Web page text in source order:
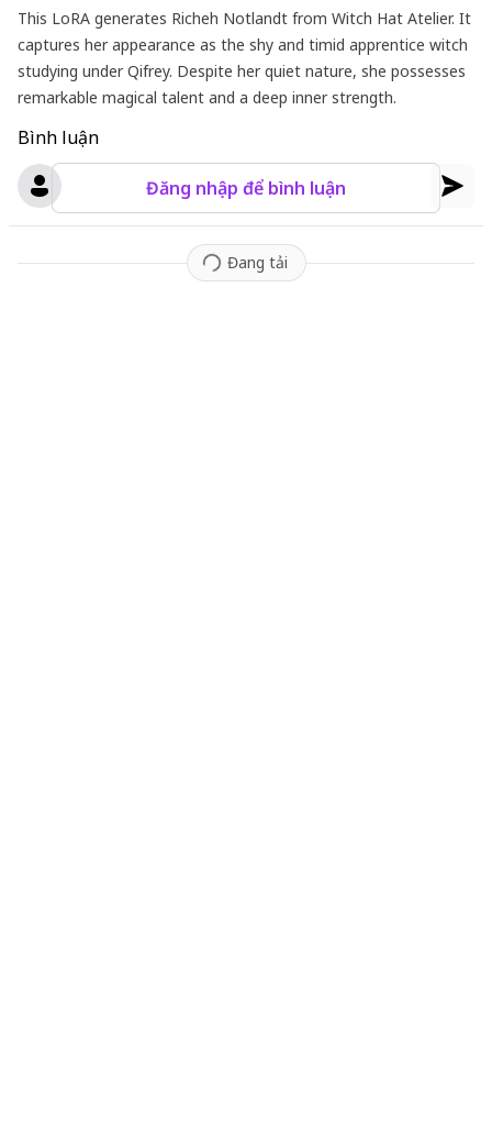
This LoRA generates Richeh Notlandt from Witch Hat Atelier. It
captures her appearance as the shy and timid apprentice witch
studying under Qifrey. Despite her quiet nature, she possesses
remarkable magical talent and a deep inner strength.
Bình luận
Đăng nhập để bình luận
Đang tải